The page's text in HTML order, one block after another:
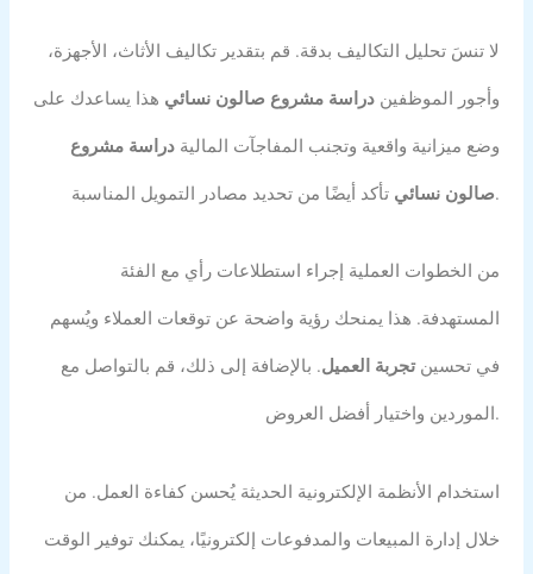
لا تنسَ تحليل التكاليف بدقة. قم بتقدير تكاليف الأثاث، الأجهزة،
وأجور الموظفين دراسة مشروع صالون نسائي هذا يساعدك على
وضع ميزانية واقعية وتجنب المفاجآت المالية دراسة مشروع
صالون نسائيتأكد أيضًا من تحديد مصادر التمويل المناسبة.
من الخطوات العملية إجراء استطلاعات رأي مع الفئة
المستهدفة. هذا يمنحك رؤية واضحة عن توقعات العملاء ويُسهم
في تحسينتجربة العميل. بالإضافة إلى ذلك، قم بالتواصل مع
الموردين واختيار أفضل العروض.
استخدام الأنظمة الإلكترونية الحديثة يُحسن كفاءة العمل. من
خلال إدارة المبيعات والمدفوعات إلكترونيًا، يمكنك توفير الوقت